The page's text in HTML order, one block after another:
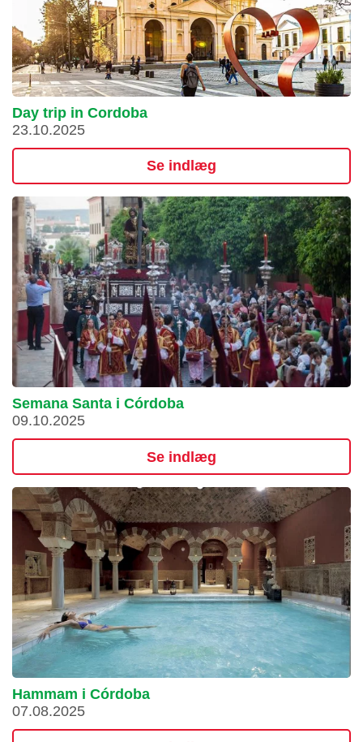
Day trip in Cordoba
23.10.2025
Se indlæg
Semana Santa i Córdoba
09.10.2025
Se indlæg
Hammam i Córdoba
07.08.2025